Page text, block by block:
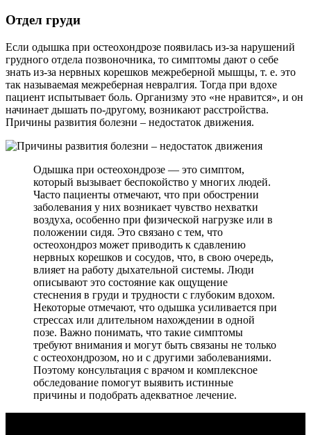
Отдел груди
Если одышка при остеохондрозе появилась из-за нарушений
грудного отдела позвоночника, то симптомы дают о себе
знать из-за нервных корешков межреберной мышцы, т. е. это
так называемая межреберная невралгия. Тогда при вдохе
пациент испытывает боль. Организму это «не нравится», и он
начинает дышать по-другому, возникают расстройства.
Причины развития болезни – недостаток движения.
Одышка при остеохондрозе — это симптом,
который вызывает беспокойство у многих людей.
Часто пациенты отмечают, что при обострении
заболевания у них возникает чувство нехватки
воздуха, особенно при физической нагрузке или в
положении сидя. Это связано с тем, что
остеохондроз может приводить к сдавлению
нервных корешков и сосудов, что, в свою очередь,
влияет на работу дыхательной системы. Люди
описывают это состояние как ощущение
стеснения в груди и трудности с глубоким вдохом.
Некоторые отмечают, что одышка усиливается при
стрессах или длительном нахождении в одной
позе. Важно понимать, что такие симптомы
требуют внимания и могут быть связаны не только
с остеохондрозом, но и с другими заболеваниями.
Поэтому консультация с врачом и комплексное
обследование помогут выявить истинные
причины и подобрать адекватное лечение.